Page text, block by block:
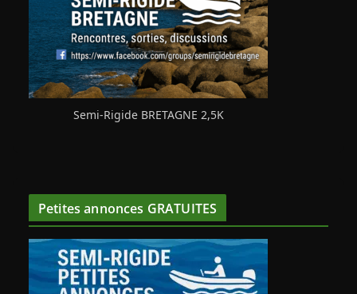
Semi-Rigide BRETAGNE 2,5K
Petites annonces GRATUITES